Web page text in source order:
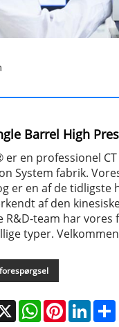
Barrel High
er en professionel
System fabrik.
er en af ​​de
af den
R&D-team har vores
typer.
X WhatsAppPinterest